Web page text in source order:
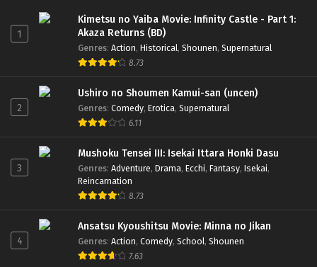
1
Kimetsu no Yaiba Movie: Infinity Castle - Part 1:
Akaza Returns (BD)
Genres: Action, Historical, Shounen, Supernatural
8.73
2
Ushiro no Shoumen Kamui-san (uncen)
Genres: Comedy, Erotica, Supernatural
6.11
3
Mushoku Tensei III: Isekai Ittara Honki Dasu
Genres: Adventure, Drama, Ecchi, Fantasy, Isekai,
Reincarnation
8.73
4
Ansatsu Kyoushitsu Movie: Minna no Jikan
Genres: Action, Comedy, School, Shounen
7.63